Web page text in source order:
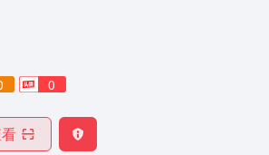
0